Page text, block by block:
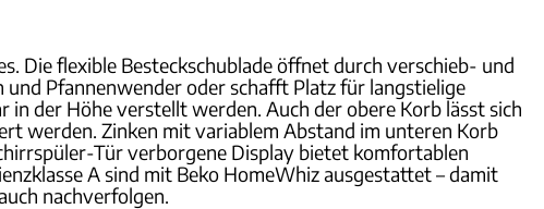
Die flexible Besteckschublade öffnet durch verschieb- und
Pfannenwender oder schafft Platz für langstielige
in der Höhe verstellt werden. Auch der obere Korb lässt sich
werden. Zinken mit variablem Abstand im unteren Korb
Tür verborgene Display bietet komfortablen
A sind mit Beko HomeWhiz ausgestattet – damit
nachverfolgen.